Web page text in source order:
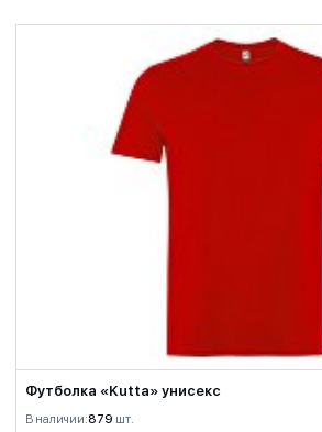
Футболка «Kutta» унисекс
В наличии:879 шт.